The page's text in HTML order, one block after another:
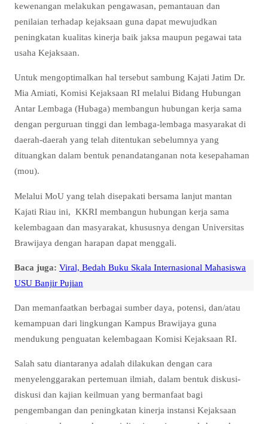
kewenangan melakukan pengawasan, pemantauan dan
penilaian terhadap kejaksaan guna dapat mewujudkan
peningkatan kualitas kinerja baik jaksa maupun pegawai tata
usaha Kejaksaan.
Untuk mengoptimalkan hal tersebut sambung Kajati Jatim Dr.
Mia Amiati, Komisi Kejaksaan RI melalui Bidang Hubungan
Antar Lembaga (Hubaga) membangun hubungan kerja sama
dengan perguruan tinggi dan lembaga-lembaga masyarakat di
daerah-daerah yang telah ditentukan sebelumnya yang
dituangkan dalam bentuk penandatanganan nota kesepahaman
(mou).
Melalui MoU yang telah disepakati bersama lanjut mantan
Kajati Riau ini, KKRI membangun hubungan kerja sama
kelembagaan dan masyarakat, khususnya dengan Universitas
Brawijaya dengan harapan dapat menggali.
Baca juga: Viral, Bedah Buku Skala Internasional Mahasiswa
USU Banjir Pujian
Dan memanfaatkan berbagai sumber daya, potensi, dan/atau
kemampuan dari lingkungan Kampus Brawijaya guna
mendukung penguatan kelembagaan Komisi Kejaksaan RI.
Salah satu diantaranya adalah dilakukan dengan cara
menyelenggarakan pertemuan ilmiah, dalam bentuk diskusi-
diskusi dan kajian keilmuan yang bermanfaat bagi
pengembangan dan peningkatan kinerja instansi Kejaksaan